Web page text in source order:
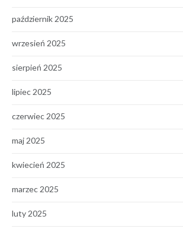
październik 2025
wrzesień 2025
sierpień 2025
lipiec 2025
czerwiec 2025
maj 2025
kwiecień 2025
marzec 2025
luty 2025